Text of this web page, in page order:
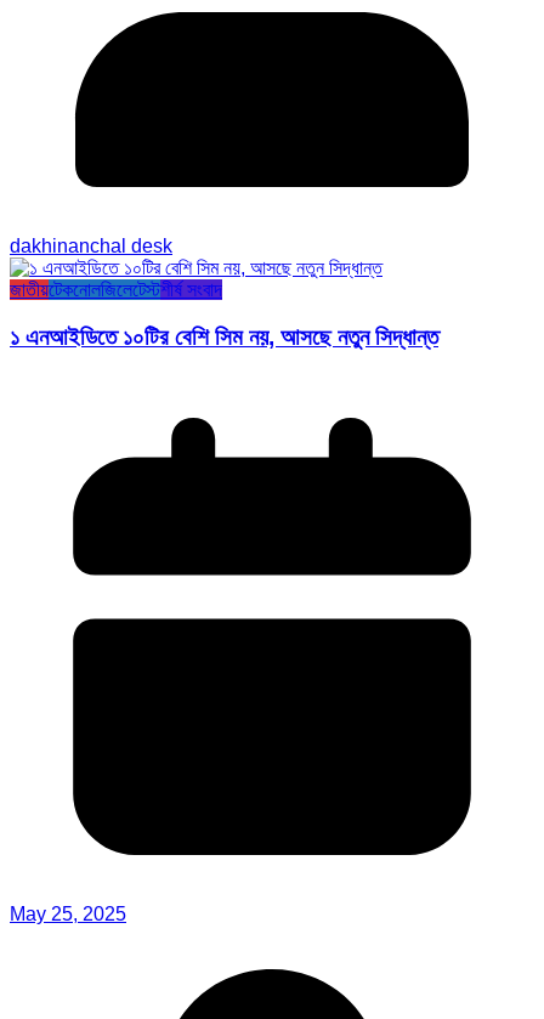
dakhinanchal desk
জাতীয়টেকনোলজিলেটেস্টশীর্ষ সংবাদ
১ এনআইডিতে ১০টির বেশি সিম নয়, আসছে নতুন সিদ্ধান্ত
May 25, 2025